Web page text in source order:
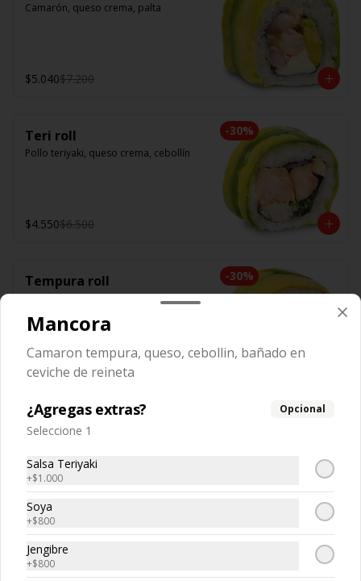
Camarón, queso crema, palta
$5.040$7.200
-30%
Teri roll
Pollo teriyaki, queso crema, cebollín
$4.550$6.500
-30%
Tempura roll
Camarón tempura, queso crema,
$5.040$7.200
Tempura sake
cebollin
$5.040
Tako spicy 🌶️
Mancora
Camaron tempura, queso, cebollin, bañado en
ceviche de reineta
¿Agregas extras? Opcional
Seleccione 1
Salsa Teriyaki
+$1.000
Soya
+$800
Jengibre
+$800